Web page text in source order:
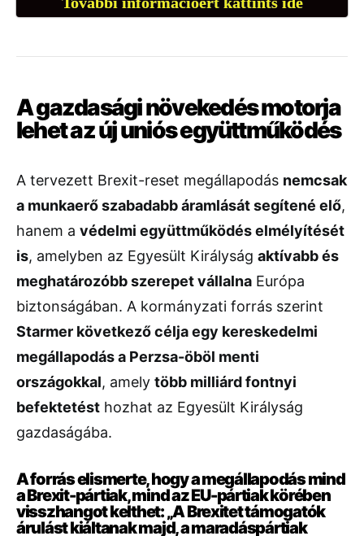
Agazdaságinövekedésmotorja
lehetazújuniósegyüttműködés
A tervezett Brexit-reset megállapodás nemcsak
a munkaerőszabadabbáramlásátsegítené elő,
hanem a védelmi együttműködéselmélyítését
is, amelyben az Egyesült Királyság aktívabbés
meghatározóbbszerepetvállalna Európa
biztonságában. A kormányzati forrás szerint
Starmer következőcéljaegy kereskedelmi
megállapodása Perzsa-öböl menti
országokkal, amely több milliárdfontnyi
befektetést hozhat az Egyesült Királyság
gazdaságába.
Aforráselismerte,hogyamegállapodásmind
aBrexit-pártiak,mindazEU-pártiakkörében
visszhangotkelthet: „ABrexitettámogatók
árulástkiáltanakmajd,amaradáspártiak